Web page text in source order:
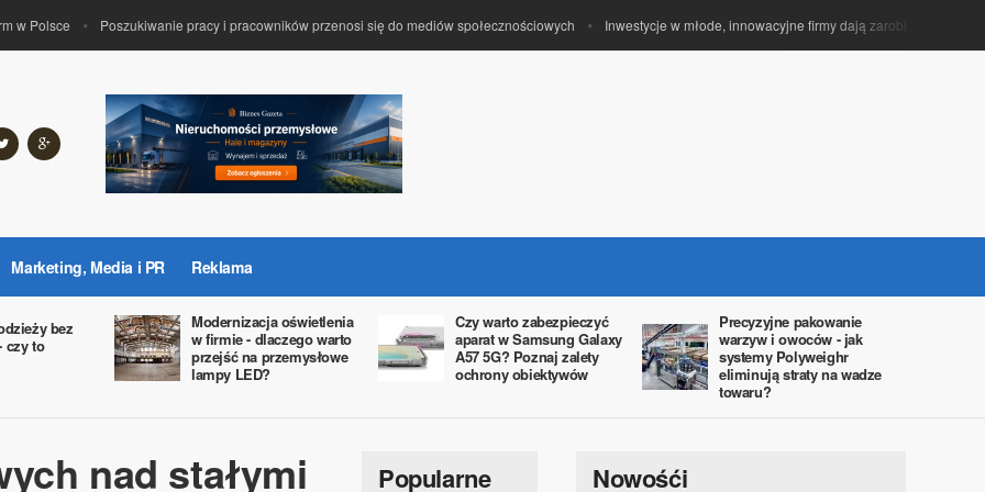
Polsce Poszukiwanie pracy i pracowników przenosi się do mediów społecznościowych Inwestycje w młode, innowacyjne firmy dają zarobić funduszom
Marketing, Media i PR Reklama
bez
czy to
Modernizacja oświetlenia
w firmie - dlaczego warto
przejść na przemysłowe
lampy LED?
Czy warto zabezpieczyć
aparat w Samsung Galaxy
A57 5G? Poznaj zalety
ochrony obiektywów
Precyzyjne pakowanie
warzyw i owoców - jak
systemy Polyweighr
eliminują straty na wadze
towaru?
nad stałymi Popularne Nowośći